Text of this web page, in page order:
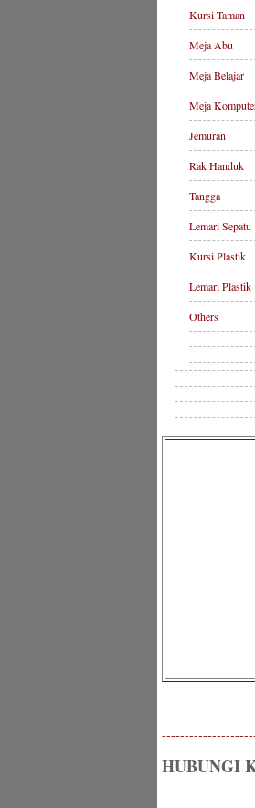
Kursi Taman
Meja Abu
Meja Belajar
Meja
Jemuran
Rak Handuk
Tangga
Lemari Sepatu
Kursi Plastik
Lemari Plastik
Others
HUBUNGI